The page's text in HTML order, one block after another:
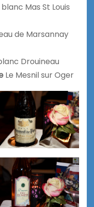
blanc Mas St Louis
de Marsannay
Drouineau
Le Mesnil sur Oger